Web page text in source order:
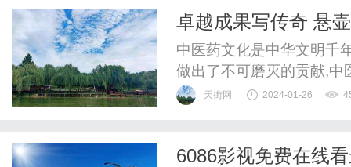
剧还是现代剧，你都能在
卓越成果写传奇 悬
洪正
中医药文化是中华文明千
做出了不可磨灭的贡献,中
代我们更要让优秀中医药
男,汉族,1951年2月12日,
天街网 2024-01-26
6086影视免费在线